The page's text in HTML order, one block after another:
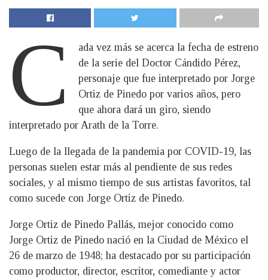
C
ada vez más se acerca la fecha de estreno
de la serie del Doctor Cándido Pérez,
personaje que fue interpretado por Jorge
Ortiz de Pinedo por varios años, pero
que ahora dará un giro, siendo
interpretado por Arath de la Torre.
Luego de la llegada de la pandemia por COVID-19, las
personas suelen estar más al pendiente de sus redes
sociales, y al mismo tiempo de sus artistas favoritos, tal
como sucede con Jorge Ortiz de Pinedo.
Jorge Ortiz de Pinedo Pallás, mejor conocido como
Jorge Ortiz de Pinedo nació en la Ciudad de México el
26 de marzo de 1948; ha destacado por su participación
como productor, director, escritor, comediante y actor